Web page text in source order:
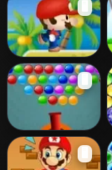
Mario Bubble
Bobble
Bubbles Extreme